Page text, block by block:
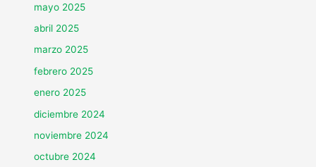
mayo 2025
abril 2025
marzo 2025
febrero 2025
enero 2025
diciembre 2024
noviembre 2024
octubre 2024